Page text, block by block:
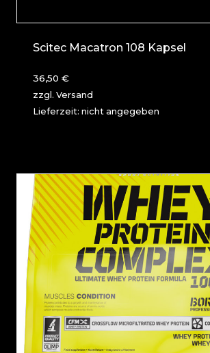
Scitec Macatron 108 Kapsel
36,50 €
zzgl. Versand
Lieferzeit: nicht angegeben